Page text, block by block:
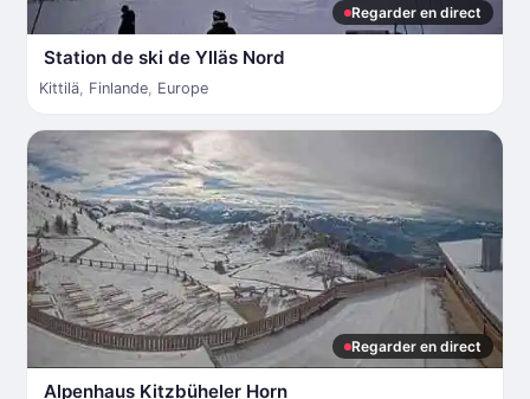
Regarder en direct
Station de ski de Ylläs Nord
Kittilä, Finlande, Europe
Regarder en direct
Alpenhaus Kitzbüheler Horn